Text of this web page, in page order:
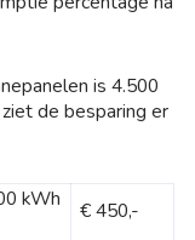
is 4.500
de besparing er
kWh
€ 450,-